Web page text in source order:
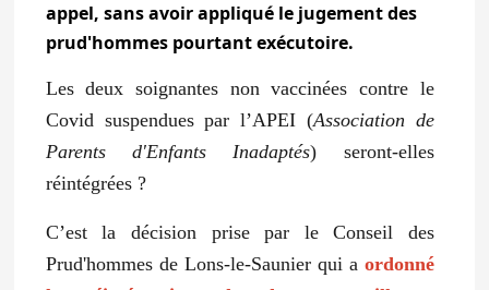
appel, sans avoir appliqué le jugement des
prud'hommes pourtant exécutoire.
Les deux soignantes non vaccinées contre le
Covid suspendues par l’APEI (Association de
Parents d'Enfants Inadaptés) seront-elles
réintégrées ?
C’est la décision prise par le Conseil des
Prud'hommes de Lons-le-Saunier qui a ordonné